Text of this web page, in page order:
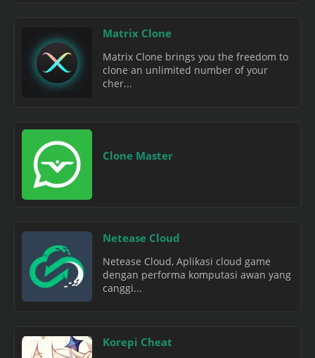
Matrix Clone
Matrix Clone brings you the freedom to
clone an unlimited number of your
cher...
Clone Master
Netease Cloud
Netease Cloud, Aplikasi cloud game
dengan performa komputasi awan yang
canggi...
Korepi Cheat